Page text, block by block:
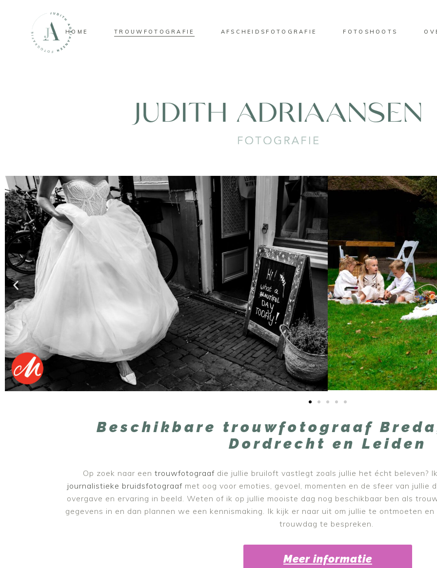
HOME TROUWFOTOGRAFIE AFSCHEIDSFOTOGRAFIE FOTOSHOOTS
Beschikbare trouwfotograaf
Dordrecht en Leiden
Op zoek naar een trouwfotograaf die jullie bruiloft vastlegt zoals jullie het écht beleven?
journalistieke bruidsfotograaf met oog voor emoties, gevoel, momenten en de sfeer van jullie
overgave en ervaring in beeld. Weten of ik op jullie mooiste dag nog beschikbaar ben als
gegevens in en dan plannen we een kennismaking. Ik kijk er naar uit om jullie te ontmoeten
trouwdag te bespreken.
Meer informatie